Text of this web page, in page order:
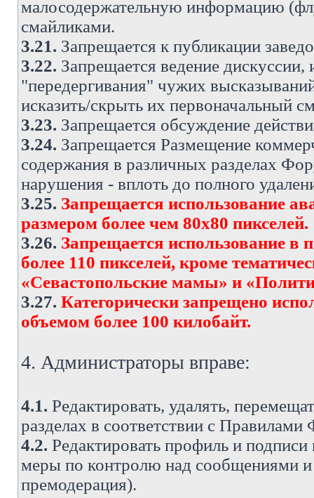
малосодержательную информацию
смайликами.
3.21. Запрещается к публикации
3.22. Запрещается ведение
"передергивания" чужих
исказить/скрыть их первоначальный
3.23. Запрещается обсуждение
3.24. Запрещается Размещение
содержания в различных разделах
нарушения - вплоть до полного
3.25. Запрещается использование
размером более чем 80х80 пикселей.
3.26. Запрещается использование в
более 110 пикселей, кроме
«Севастопольские мамы» и
3.27. Категорически запрещено
объемом более 100 килобайт.
4. Администраторы вправе:
4.1. Редактировать, удалять,
разделах в соответствии с
4.2. Редактировать профиль и
меры по контролю над сообщениями
премодерация).